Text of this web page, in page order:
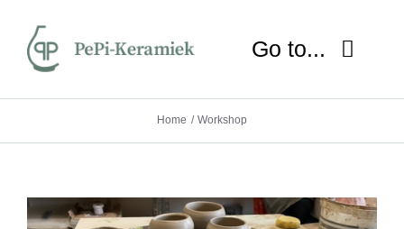
inhoud
Go to...
HOME
NIEUWS
Home Workshop